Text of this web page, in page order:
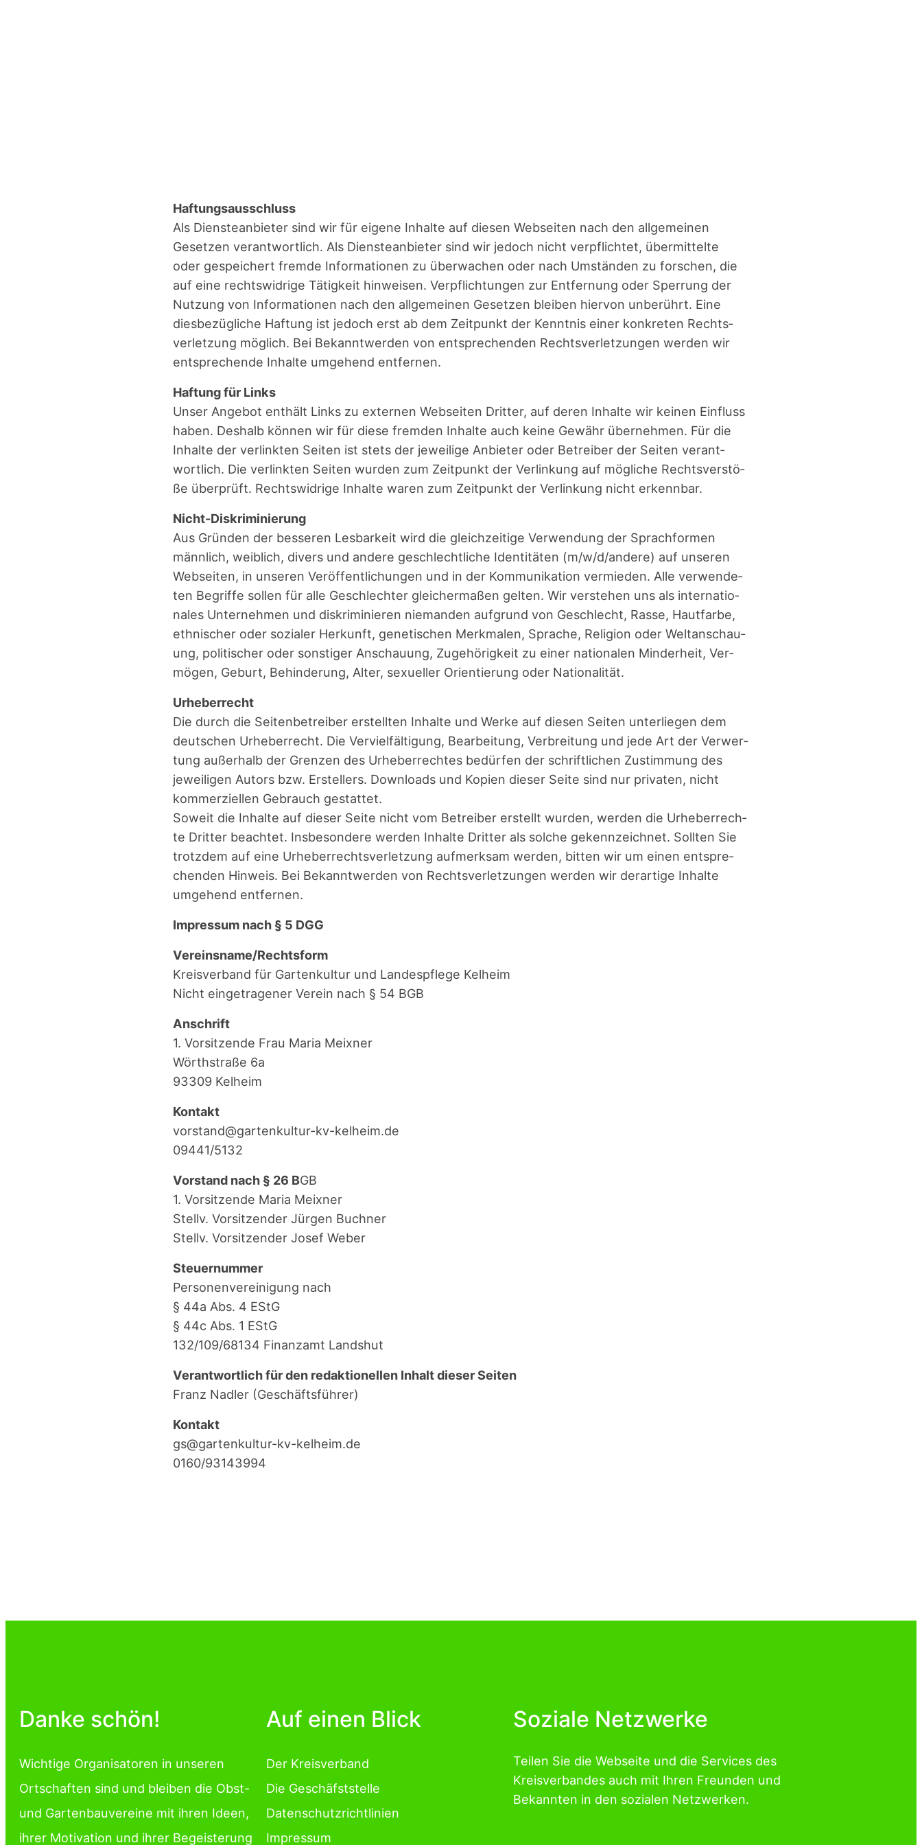
Haf­tungs­aus­schluss
Als Diens­te­an­bie­ter sind wir für eige­ne Inhal­te auf die­sen Web­sei­ten nach den all­ge­mei­nen
Geset­zen ver­ant­wort­lich. Als Diens­te­an­bie­ter sind wir jedoch nicht ver­pflich­tet, über­mit­tel­te
oder gespei­chert frem­de Infor­ma­tio­nen zu über­wa­chen oder nach Umstän­den zu for­schen, die
auf eine rechts­wid­ri­ge Tätig­keit hin­wei­sen. Ver­pflich­tun­gen zur Ent­fer­nung oder Sper­rung der
Nut­zung von Infor­ma­tio­nen nach den all­ge­mei­nen Geset­zen blei­ben hier­von unbe­rührt. Eine
dies­be­züg­li­che Haf­tung ist jedoch erst ab dem Zeit­punkt der Kennt­nis einer kon­kre­ten Rechts­
ver­let­zung mög­lich. Bei Bekannt­wer­den von ent­spre­chen­den Rechts­ver­let­zun­gen wer­den wir
ent­spre­chen­de Inhal­te umge­hend entfernen.
Haf­tung für Links
Unser Ange­bot ent­hält Links zu exter­nen Web­sei­ten Drit­ter, auf deren Inhal­te wir kei­nen Ein­fluss
haben. Des­halb kön­nen wir für die­se frem­den Inhal­te auch kei­ne Gewähr über­neh­men. Für die
Inhal­te der ver­link­ten Sei­ten ist stets der jewei­li­ge Anbie­ter oder Betrei­ber der Sei­ten ver­ant­
wort­lich. Die ver­link­ten Sei­ten wur­den zum Zeit­punkt der Ver­lin­kung auf mög­li­che Rechts­ver­stö­
ße über­prüft. Rechts­wid­ri­ge Inhal­te waren zum Zeit­punkt der Ver­lin­kung nicht erkennbar.
Nicht-Dis­kri­mi­nie­rung
Aus Grün­den der bes­se­ren Les­bar­keit wird die gleich­zei­ti­ge Ver­wen­dung der Sprach­for­men
männ­lich, weib­lich, divers und ande­re geschlecht­li­che Iden­ti­tä­ten (m/w/d/andere) auf unse­ren
Web­sei­ten, in unse­ren Ver­öf­fent­li­chun­gen und in der Kom­mu­ni­ka­ti­on ver­mie­den. Alle ver­wen­de­
ten Begrif­fe sol­len für alle Geschlech­ter glei­cher­ma­ßen gel­ten. Wir ver­ste­hen uns als inter­na­tio­
na­les Unter­neh­men und dis­kri­mi­nie­ren nie­man­den auf­grund von Geschlecht, Ras­se, Haut­far­be,
eth­ni­scher oder sozia­ler Her­kunft, gene­ti­schen Merk­ma­len, Spra­che, Reli­gi­on oder Welt­an­schau­
ung, poli­ti­scher oder sons­ti­ger Anschau­ung, Zuge­hö­rig­keit zu einer natio­na­len Min­der­heit, Ver­
mö­gen, Geburt, Behin­de­rung, Alter, sexu­el­ler Ori­en­tie­rung oder Nationalität.
Urhe­ber­recht
Die durch die Sei­ten­be­trei­ber erstell­ten Inhal­te und Wer­ke auf die­sen Sei­ten unter­lie­gen dem
deut­schen Urhe­ber­recht. Die Ver­viel­fäl­ti­gung, Bear­bei­tung, Ver­brei­tung und jede Art der Ver­wer­
tung außer­halb der Gren­zen des Urhe­ber­rech­tes bedür­fen der schrift­li­chen Zustim­mung des
jewei­li­gen Autors bzw. Erstel­lers. Down­loads und Kopien die­ser Sei­te sind nur pri­va­ten, nicht
kom­mer­zi­el­len Gebrauch gestat­tet.
Soweit die Inhal­te auf die­ser Sei­te nicht vom Betrei­ber erstellt wur­den, wer­den die Urhe­ber­rech­
te Drit­ter beach­tet. Ins­be­son­de­re wer­den Inhal­te Drit­ter als sol­che gekenn­zeich­net. Soll­ten Sie
trotz­dem auf eine Urhe­ber­rechts­ver­let­zung auf­merk­sam wer­den, bit­ten wir um einen ent­spre­
chen­den Hin­weis. Bei Bekannt­wer­den von Rechts­ver­let­zun­gen wer­den wir der­ar­ti­ge Inhal­te
umge­hend entfernen.
Impres­sum nach § 5 DGG
Vereinsname/Rechtsform
Kreis­ver­band für Gar­ten­kul­tur und Lan­des­pfle­ge Kel­heim
Nicht ein­ge­tra­ge­ner Ver­ein nach § 54 BGB
Anschrift
1. Vor­sit­zen­de Frau Maria Meix­ner
Wörth­stra­ße 6a
93309 Kel­heim
Kon­takt
vorstand@gartenkultur-kv-kelheim.de
09441/5132
Vor­stand nach § 26 BGB
1. Vor­sit­zen­de Maria Meix­ner
Stellv. Vor­sit­zen­der Jür­gen Buch­ner
Stellv. Vor­sit­zen­der Josef Weber
Steu­er­num­mer
Per­so­nen­ver­ei­ni­gung nach
§ 44a Abs. 4 EStG
§ 44c Abs. 1 EStG
132/109/68134 Finanz­amt Landshut
Ver­ant­wort­lich für den redak­tio­nel­len Inhalt die­ser Sei­ten
Franz Nad­ler (Geschäfts­füh­rer)
Kon­takt
gs@gartenkultur-kv-kelheim.de
0160/93143994
Danke schön!
Wichtige Organisatoren in unseren
Ortschaften sind und bleiben die Obst-
und Gartenbauvereine mit ihren Ideen,
ihrer Motivation und ihrer Begeisterung
Auf einen Blick
Der Kreisverband
Die Geschäfststelle
Datenschutzrichtlinien
Impressum
Soziale Netzwerke
Teilen Sie die Webseite und die Services des
Kreisverbandes auch mit Ihren Freunden und
Bekannten in den sozialen Netzwerken.